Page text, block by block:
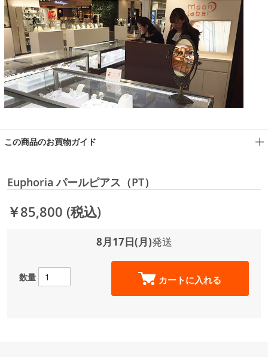
この商品のお買物ガイド
Euphoria パールピアス（PT）
￥85,800 (税込)
8月17日(月)発送
数量 カートに入れる